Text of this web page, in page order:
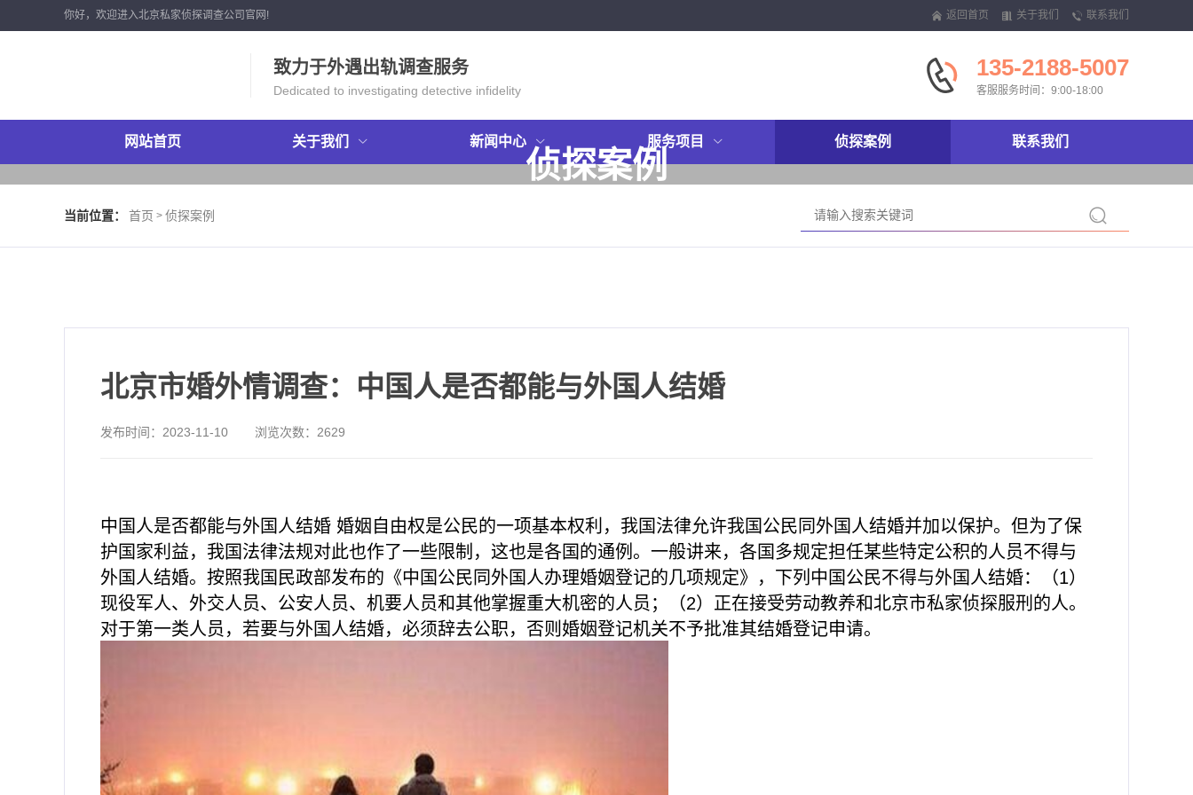
你好，欢迎进入北京私家侦探调查公司官网! 返回首页 关于我们 联系我们
致力于外遇出轨调查服务
Dedicated to investigating detective infidelity
135-2188-5007
客服服务时间：9:00-18:00
网站首页 关于我们 新闻中心 服务项目 侦探案例 联系我们
侦探案例
当前位置： 首页 > 侦探案例
北京市婚外情调查：中国人是否都能与外国人结婚
发布时间： 2023-11-10 浏览次数： 2629
中国人是否都能与外国人结婚 婚姻自由权是公民的一项基本权利，我国法律允许我国公民同外国人结婚并加以保护。但为了保
护国家利益，我国法律法规对此也作了一些限制，这也是各国的通例。一般讲来，各国多规定担任某些特定公积的人员不得与
外国人结婚。按照我国民政部发布的《中国公民同外国人办理婚姻登记的几项规定》，下列中国公民不得与外国人结婚：（1）
现役军人、外交人员、公安人员、机要人员和其他掌握重大机密的人员；（2）正在接受劳动教养和北京市私家侦探服刑的人。
对于第一类人员，若要与外国人结婚，必须辞去公职，否则婚姻登记机关不予批准其结婚登记申请。